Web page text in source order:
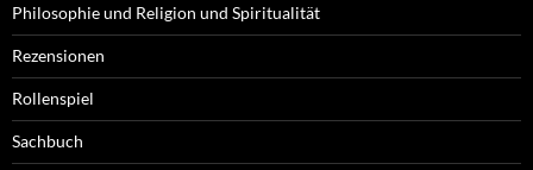
Philosophie und Religion und Spiritualität
Rezensionen
Rollenspiel
Sachbuch